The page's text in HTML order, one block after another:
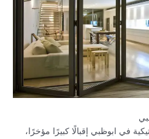
في ابوظبي إقبالًا كبيرًا مؤخرًا،